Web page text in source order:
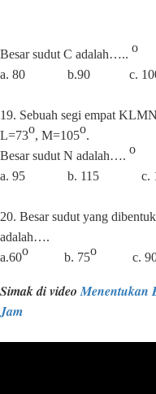
Besar sudut C adalah….. o
a. 80
b.90 c.
19. Sebuah segi empat
L=73o, M=105o.
Besar sudut N adalah…. o
a. 95
b. 115 c.
20. Besar sudut yang
adalah….
a.60o b. 75o c.
Simak di videoMenentukan
Jam